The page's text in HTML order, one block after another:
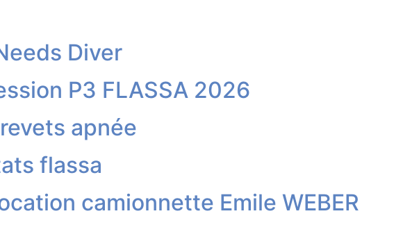
Diver
P3 FLASSA 2026
apnée
flassa
camionnette Emile WEBER